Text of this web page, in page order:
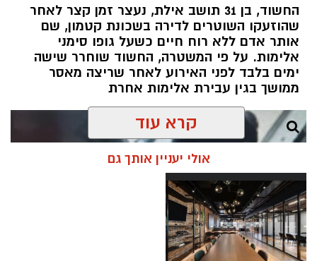
החשוד, בן 31 תושב אילת, נעצר זמן קצר לאחר
שהוזעקו השוטרים לדירה בשכונת קטמון, שם
אותר אדם ללא רוח חיים כשעל גופו סימני
אלימות. על פי המשטרה, החשוד שוחרר שישה
ימים בלבד לפני האירוע לאחר שריצה מאסר
ממושך בגין עבירת אלימות אחרת
קרא עוד
אולי יעניין אותך גם